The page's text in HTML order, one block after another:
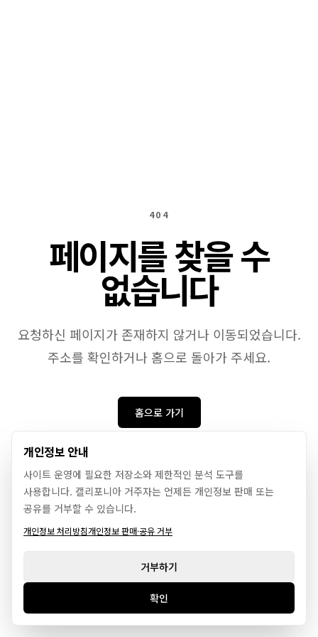
404
페이지를 찾을 수
없습니다
요청하신 페이지가 존재하지 않거나 이동되었습니다.
주소를 확인하거나 홈으로 돌아가 주세요.
홈으로 가기
개인정보 안내
사이트 운영에 필요한 저장소와 제한적인 분석 도구를
사용합니다. 캘리포니아 거주자는 언제든 개인정보 판매 또는
공유를 거부할 수 있습니다.
개인정보 처리방침개인정보 판매·공유 거부
거부하기
확인